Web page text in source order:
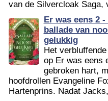
van de Silvercloak Saga,
Er was eens 2 -
ballade van
gelukkig
Het
op Er was eens
gebroken hart,
hoofdrollen Evangeline
Hartenprins. Nadat